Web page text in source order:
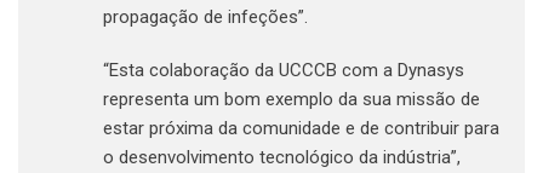
propagação de infeções”.
“Esta colaboração da UCCCB com a Dynasys
representa um bom exemplo da sua missão de
estar próxima da comunidade e de contribuir para
o desenvolvimento tecnológico da indústria”,